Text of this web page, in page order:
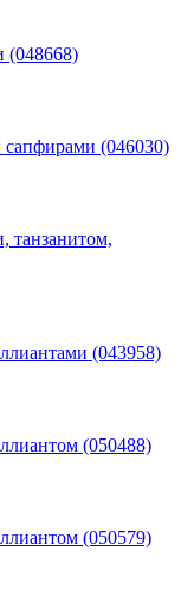
(048668)
сапфирами (046030)
танзанитом,
(043958)
(050488)
(050579)